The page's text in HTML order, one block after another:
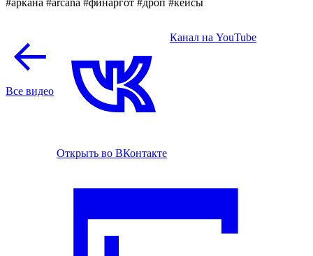
Все видео
Открыть во ВКонтакте
Канал на YouTube